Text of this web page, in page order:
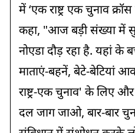
में ‘एक राष्ट्र एक चुनाव
कहा, "आज बड़ी संख्या में
नोएडा दौड़ रहा है. यहां के
माताएं-बहनें, बेटे-बेटियां
राष्ट्र-एक चुनाव' के लिए
दल जाग जाओ, बार-बार